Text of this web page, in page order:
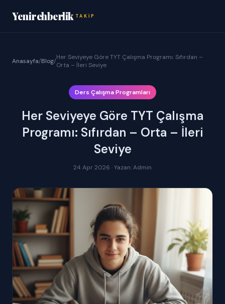
Yenirehberlik TAKIP
Anasayfa/Blog/Her Seviyeye Göre TYT Çalışma Programı: Sıfırdan –
Orta – İleri Seviye
Ders Çalışma Programları
Her Seviyeye Göre TYT Çalışma
Programı: Sıfırdan – Orta – İleri
Seviye
24 Apr 2026 · Yazan: Admin